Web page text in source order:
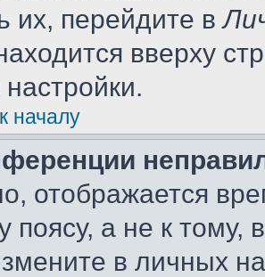
их, перейдите в
вверху
началу
отображается
поясу, а не к тому,
в личных